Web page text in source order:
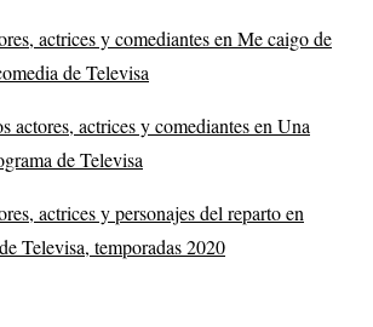
actrices y comediantes en Me caigo de
de Televisa
actores, actrices y comediantes en Una
de Televisa
actrices y personajes del reparto en
Televisa, temporadas 2020